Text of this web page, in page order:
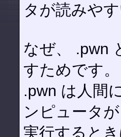
タが読みや
なぜ、 .pwn
すためです。
.pwn は人間
ンピュータが
実行すると